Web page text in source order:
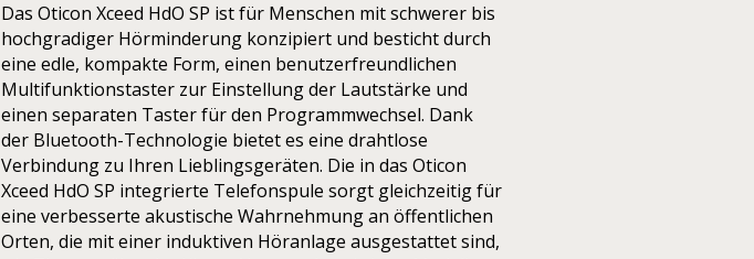
Das Oticon Xceed HdO SP ist für Menschen mit schwerer bis
hochgradiger Hörminderung konzipiert und besticht durch
eine edle, kompakte Form, einen benutzerfreundlichen
Multifunktionstaster zur Einstellung der Lautstärke und
einen separaten Taster für den Programmwechsel. Dank
der Bluetooth-Technologie bietet es eine drahtlose
Verbindung zu Ihren Lieblingsgeräten. Die in das Oticon
Xceed HdO SP integrierte Telefonspule sorgt gleichzeitig für
eine verbesserte akustische Wahrnehmung an öffentlichen
Orten, die mit einer induktiven Höranlage ausgestattet sind,